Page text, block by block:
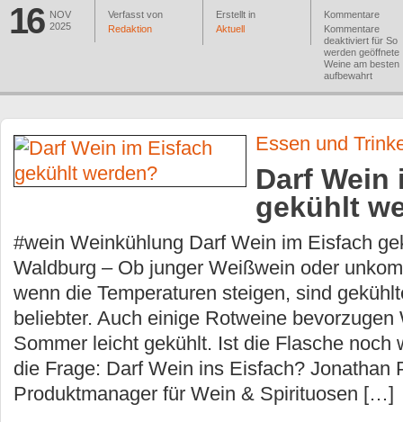
16
NOV
2025
Verfasst von
Redaktion
Erstellt in
Aktuell
Kommentare
Kommentare
deaktiviert für So
werden geöffnete
Weine am besten
aufbewahrt
Essen und
Darf Wein
gekühlt
#wein Weinkühlung Darf Wein im Eisfach
Waldburg – Ob junger Weißwein oder
wenn die Temperaturen steigen, sind
beliebter. Auch einige Rotweine bevorzugen
Sommer leicht gekühlt. Ist die Flasche noch
die Frage: Darf Wein ins Eisfach? Jonathan
Produktmanager für Wein & Spirituosen […]